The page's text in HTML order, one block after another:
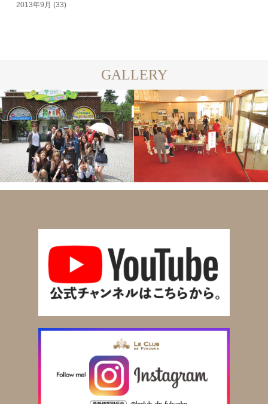
2013年9月 (33)
GALLERY